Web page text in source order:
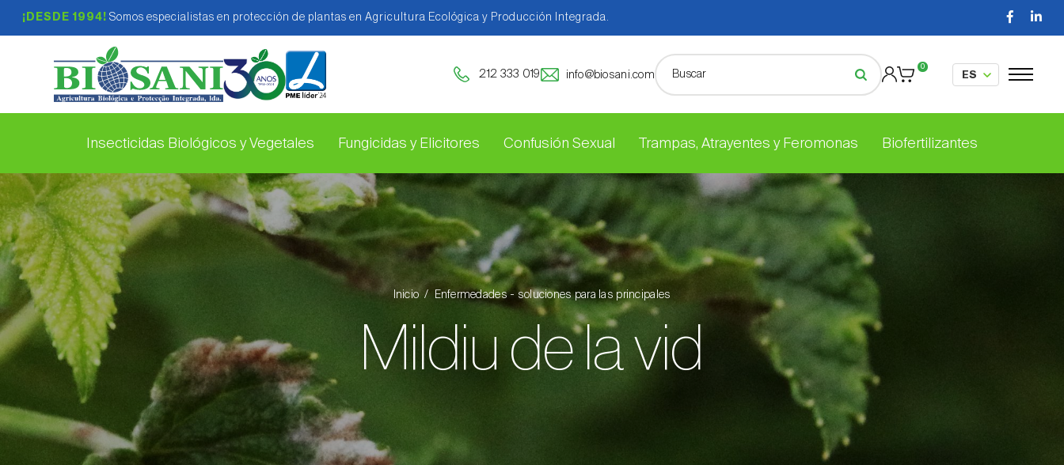
¡DESDE 1994! Somos especialistas en protección de plantas en Agricultura Ecológica y Producción Integrada.
212 333 019 info@biosani.com
0
Insecticidas Biológicos y Vegetales Fungicidas y Elicitores Confusión Sexual Trampas, Atrayentes y Feromonas Biofertilizantes
Inicio Enfermedades - soluciones para las principales
Mildiu de la vid